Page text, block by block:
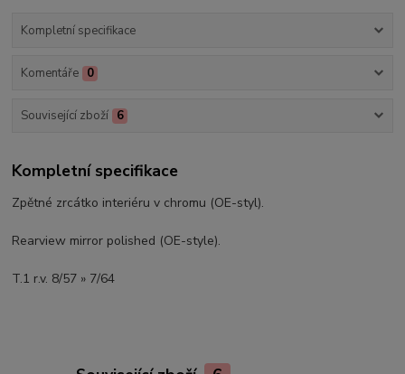
Kompletní specifikace
Komentáře 0
Související zboží 6
Kompletní specifikace
Zpětné zrcátko interiéru v chromu (OE-styl).
Rearview mirror polished (OE-style).
T.1 r.v. 8/57 » 7/64